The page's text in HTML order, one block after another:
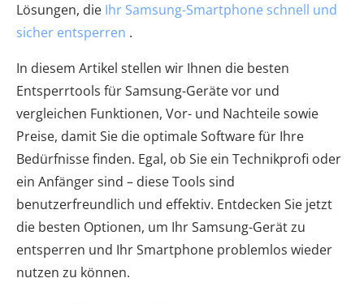
Lösungen, die Ihr Samsung-Smartphone schnell und
sicher entsperren .
In diesem Artikel stellen wir Ihnen die besten
Entsperrtools für Samsung-Geräte vor und
vergleichen Funktionen, Vor- und Nachteile sowie
Preise, damit Sie die optimale Software für Ihre
Bedürfnisse finden. Egal, ob Sie ein Technikprofi oder
ein Anfänger sind – diese Tools sind
benutzerfreundlich und effektiv. Entdecken Sie jetzt
die besten Optionen, um Ihr Samsung-Gerät zu
entsperren und Ihr Smartphone problemlos wieder
nutzen zu können.